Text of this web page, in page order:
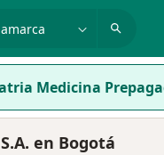
Medicina
en Bogotá